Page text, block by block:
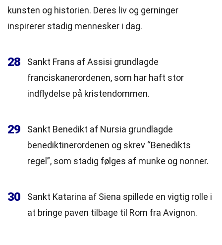
kunsten og historien. Deres liv og gerninger
inspirerer stadig mennesker i dag.
28
Sankt Frans af Assisi grundlagde
franciskanerordenen, som har haft stor
indflydelse på kristendommen.
29
Sankt Benedikt af Nursia grundlagde
benediktinerordenen og skrev “Benedikts
regel”, som stadig følges af munke og nonner.
30
Sankt Katarina af Siena spillede en vigtig rolle i
at bringe paven tilbage til Rom fra Avignon.